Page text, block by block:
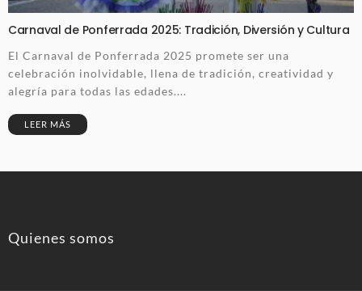
Carnaval de Ponferrada 2025: Tradición, Diversión y Cultura
El Carnaval de Ponferrada 2025 promete ser una
celebración inolvidable, llena de tradición, creatividad y
alegría para todas las edades....
LEER MÁS
Quienes somos